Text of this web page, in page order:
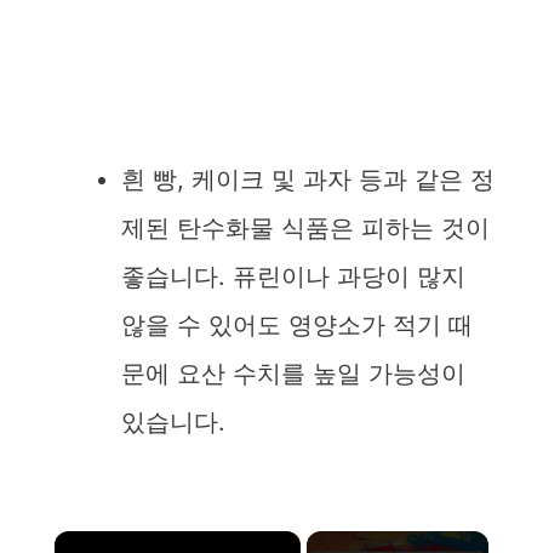
흰 빵, 케이크 및 과자 등과 같은 정
제된 탄수화물 식품은 피하는 것이
좋습니다. 퓨린이나 과당이 많지
않을 수 있어도 영양소가 적기 때
문에 요산 수치를 높일 가능성이
있습니다.
×